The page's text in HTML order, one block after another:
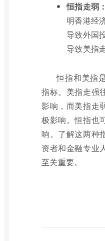
恒指走弱：
明香港经
导致外国
导致美指
恒指和美指
指标。美指走强
影响，而美指走
极影响。恒指也
响。了解这两种
资者和金融专业
至关重要。